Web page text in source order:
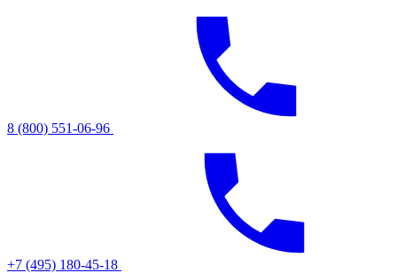
8 (800) 551-06-96
+7 (495) 180-45-18